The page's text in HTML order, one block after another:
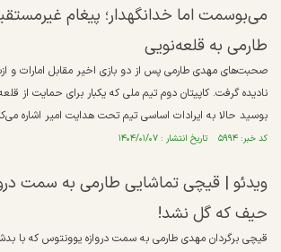
می‌بوسمت اما خدانگهدار؛ پیغام
طارمی به قلعه‌نویی
صحبت‌های مهدی طارمی پس از دو بازی اخیر مقابل امارات و
نادیده گرفت. کاپیتان دوم تیم ملی که یکبار برای حمایت از
بوسید حالا به ایرادات اساسی تیم تحت هدایت امیر اشاره
کد خبر: ۵۹۹۴ تاریخ انتشار : ۱۴۰۴/۰۱/۰۷
ویدئو |‌ قیچی تماشایی طارمی به سمت
حیف که گل نشد!
قیچی برگردان مهدی طارمی به سمت دروازه یوونتوس که با